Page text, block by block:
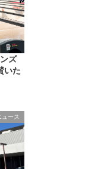
ズ
いた
ュース